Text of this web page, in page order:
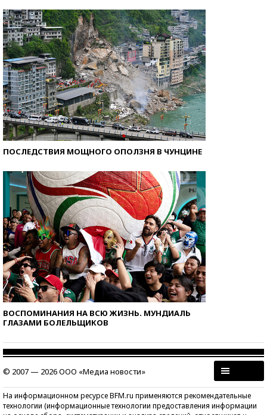
ПОСЛЕДСТВИЯ МОЩНОГО ОПОЛЗНЯ В ЧУНЦИНЕ
ВОСПОМИНАНИЯ НА ВСЮ ЖИЗНЬ. МУНДИАЛЬ
ГЛАЗАМИ БОЛЕЛЬЩИКОВ
© 2007 — 2026 ООО «Медиа новости»
На информационном ресурсе BFM.ru применяются рекомендательные
технологии (информационные технологии предоставления информации